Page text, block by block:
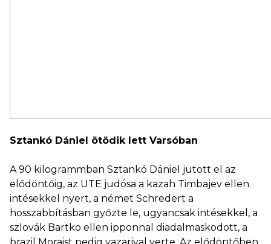
Sztankó Dániel ötödik lett Varsóban
A 90 kilogrammban Sztankó Dániel jutott el az
elődöntőig, az UTE judósa a kazah Timbajev ellen
intésekkel nyert, a német Schredert a
hosszabbításban győzte le, ugyancsak intésekkel, a
szlovák Bartko ellen ipponnal diadalmaskodott, a